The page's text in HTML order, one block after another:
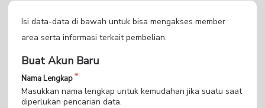
Isi data-data di bawah untuk bisa mengakses member
area serta informasi terkait pembelian.
Buat Akun Baru
Nama Lengkap
Masukkan nama lengkap untuk kemudahan jika suatu saat
diperlukan pencarian data.